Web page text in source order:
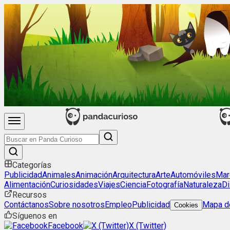
Categorías
PublicidadAnimalesAnimaciónArquitecturaArteAutomóviles
AlimentaciónCuriosidadesViajesCienciaFotografíaNaturaleza
Recursos
ContáctanosSobre nosotrosEmpleoPublicidad Cookies
Mapa
Síguenos en
Facebook
X (Twitter)